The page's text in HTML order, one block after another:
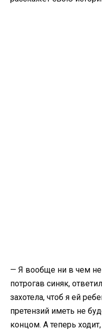
— Я вообще ни в чем
потрогав синяк,
захотела, чтоб я ей
претензий иметь не
концом. А теперь